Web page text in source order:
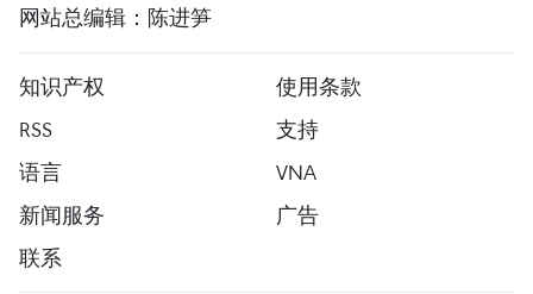
网站总编辑：陈进笋
知识产权
使用条款
RSS
支持
语言
VNA
新闻服务
广告
联系